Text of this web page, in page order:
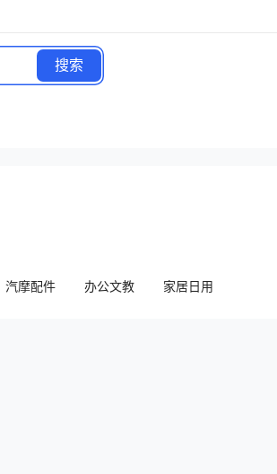
搜索
汽摩配件 办公文教 家居日用